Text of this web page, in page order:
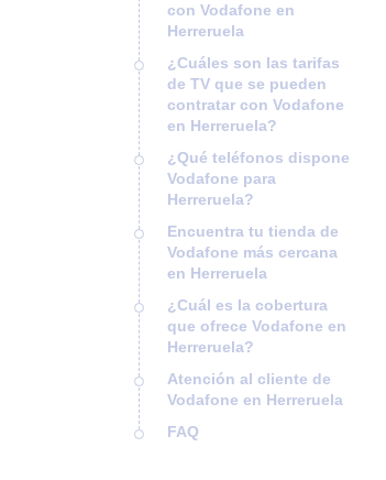
con Vodafone en
Herreruela
¿Cuáles son las tarifas
de TV que se pueden
contratar con Vodafone
en Herreruela?
¿Qué teléfonos dispone
Vodafone para
Herreruela?
Encuentra tu tienda de
Vodafone más cercana
en Herreruela
¿Cuál es la cobertura
que ofrece Vodafone en
Herreruela?
Atención al cliente de
Vodafone en Herreruela
FAQ